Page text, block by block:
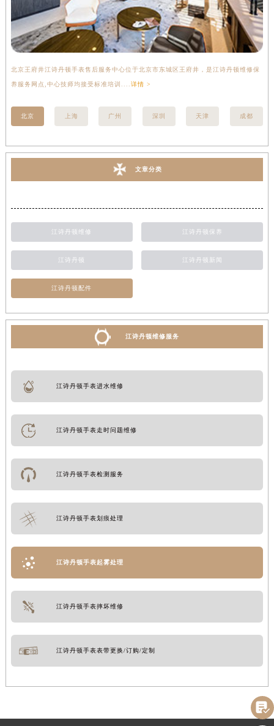
北京王府井江诗丹顿手表售后服务中心位于北京市东城区王府井，是江诗丹顿维修保
养服务网点,中心技师均接受标准培训.... 详情 >
北京 上海 广州 深圳 天津 成都
文章分类
江诗丹顿维修 江诗丹顿保养
江诗丹顿 江诗丹顿新闻
江诗丹顿配件
江诗丹顿维修服务
江诗丹顿手表进水维修
江诗丹顿手表走时问题维修
江诗丹顿手表检测服务
江诗丹顿手表划痕处理
江诗丹顿手表起雾处理
江诗丹顿手表摔坏维修
江诗丹顿手表表带更换/订购/定制
